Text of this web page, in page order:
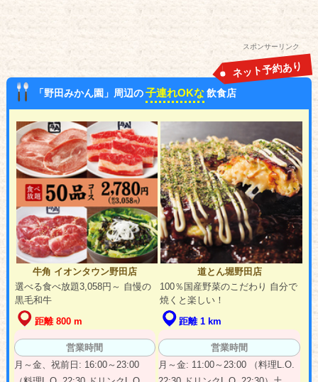
スポンサーリンク
「野田みかん園」周辺の子連れOKな 飲食店
ネット予約あり
牛角 イオンタウン野田店
選べる食べ放題3,058円～ 自慢の
黒毛和牛
距離 800 m
営業時間
月～金、祝前日: 16:00～23:00
道とん堀野田店
100％国産野菜のこだわり 自分で
焼くと楽しい！
距離 1 km
営業時間
月～金: 11:00～23:00 （料理L.O.